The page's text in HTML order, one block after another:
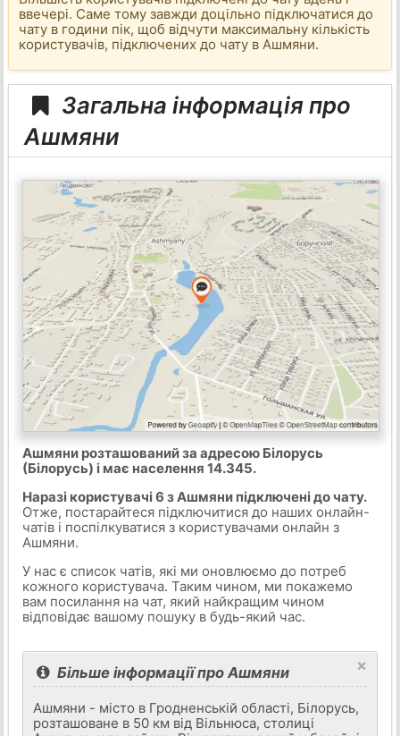
ввечері. Саме тому завжди доцільно підключатися до
чату в години пік, щоб відчути максимальну кількість
користувачів, підключених до чату в Ашмяни.
Загальна інформація про
Ашмяни
Ашмяни розташований за адресою Білорусь
(Білорусь) і має населення 14.345.
Наразі користувачі 6 з Ашмяни підключені до чату.
Отже, постарайтеся підключитися до наших онлайн-
чатів і поспілкуватися з користувачами онлайн з
Ашмяни.
У нас є список чатів, які ми оновлюємо до потреб
кожного користувача. Таким чином, ми покажемо
вам посилання на чат, який найкращим чином
відповідає вашому пошуку в будь-який час.
×
Більше інформації про Ашмяни
Ашмяни - місто в Гродненській області, Білорусь,
розташоване в 50 км від Вільнюса, столиці